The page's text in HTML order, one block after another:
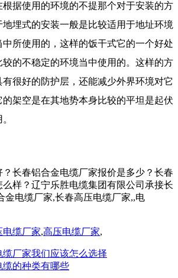
据使用的环境的不提那个对于安装的方
埋式的安装一般是比较适用于地址环境
中所使用的，这样的饭干式它的一个好处
的不稳定的环境当中使用的。这样的方
很好的防护层，还能减少外界环境对它
架空是在其地势本身比较的平坦是起伏
长春铝合金电缆厂家报价是多少？长春
样？辽宁乐胜电缆集团有限公司承接长
金电缆厂家,长春高压电缆厂家,,电
电缆厂家,高压电缆厂家,
缆厂家我们应该怎么选择
缆的种类有哪些